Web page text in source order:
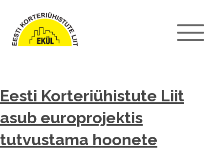
Eesti Korteriühistute Liit
asub europrojektis
tutvustama hoonete